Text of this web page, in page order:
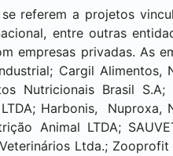
referem a projetos
entre outras
empresas privadas. As
Cargil
Nutricionais Brasil
Harbonis, Nuproxa,
Animal LTDA;
Ltda.;